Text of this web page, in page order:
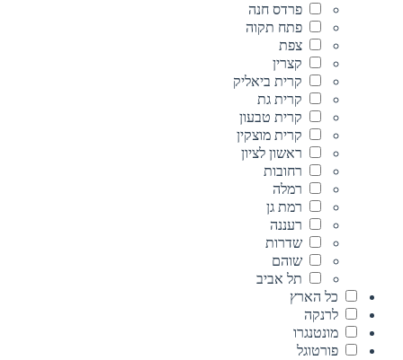
פרדס חנה
פתח תקוה
צפת
קצרין
קרית ביאליק
קרית גת
קרית טבעון
קרית מוצקין
ראשון לציון
רחובות
רמלה
רמת גן
רעננה
שדרות
שוהם
תל אביב
כל הארץ
לרנקה
מונטנגרו
פורטוגל